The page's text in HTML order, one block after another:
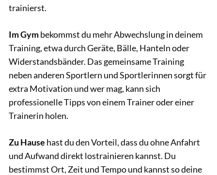
trainierst.
Im Gymbekommst du mehr Abwechslung in deinem
Training, etwa durch Geräte, Bälle, Hanteln oder
Widerstandsbänder. Das gemeinsame Training
neben anderen Sportlern und Sportlerinnen sorgt für
extra Motivation und wer mag, kann sich
professionelle Tipps von einem Trainer oder einer
Trainerin holen.
Zu Hause hast du den Vorteil, dass du ohne Anfahrt
und Aufwand direkt lostrainieren kannst. Du
bestimmst Ort, Zeit und Tempo und kannst so deine